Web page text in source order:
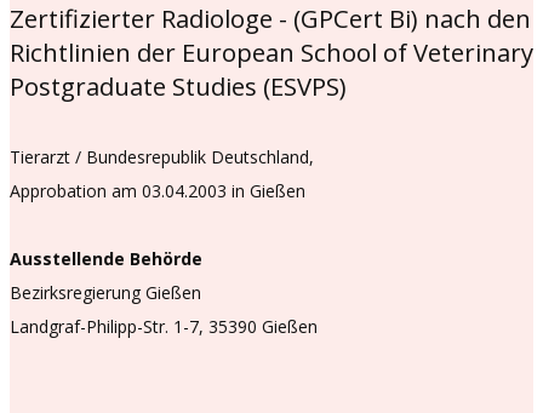
Zertifizierter Radiologe - (GPCert Bi) nach den
Richtlinien der European School of Veterinary
Postgraduate Studies (ESVPS)
Tierarzt / Bundesrepublik Deutschland,
Approbation am 03.04.2003 in Gießen
Ausstellende Behörde
Bezirksregierung Gießen
Landgraf-Philipp-Str. 1-7, 35390 Gießen